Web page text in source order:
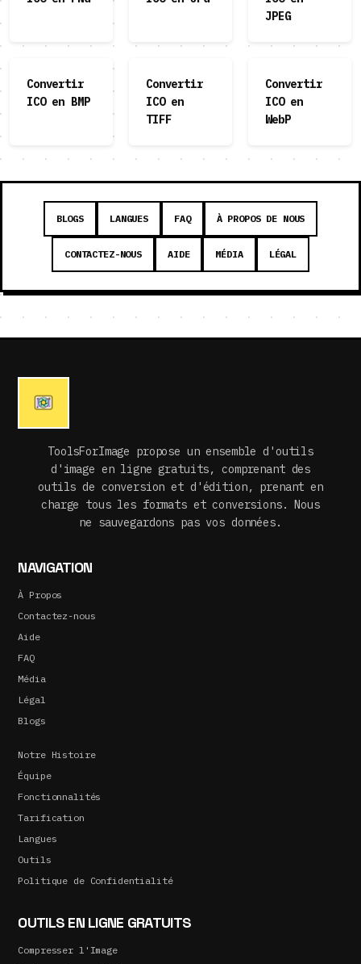
JPEG
Convertir
ICO en BMP
Convertir
ICO en
TIFF
Convertir
ICO en
WebP
BLOGS LANGUES FAQ À PROPOS DE NOUS
CONTACTEZ-NOUS AIDE MÉDIA LÉGAL
ToolsForImage propose un ensemble d'outils
d'image en ligne gratuits, comprenant des
outils de conversion et d'édition, prenant en
charge tous les formats et conversions. Nous
ne sauvegardons pas vos données.
NAVIGATION
À Propos
Contactez-nous
Aide
FAQ
Média
Légal
Blogs
Notre Histoire
Équipe
Fonctionnalités
Tarification
Langues
Outils
Politique de Confidentialité
OUTILS EN LIGNE GRATUITS
Compresser l'Image